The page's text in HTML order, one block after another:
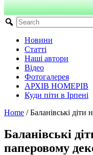
Новини
Статті
Наші автори
Відео
Фотогалерея
АРХІВ НОМЕРІВ
Куди піти в Ірпені
Home / Баланівські
Баланівські
паперовому